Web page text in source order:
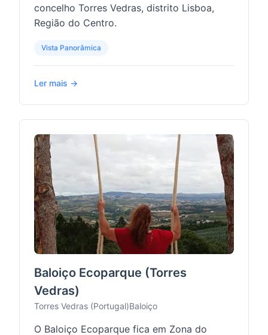
concelho Torres Vedras, distrito Lisboa,
Região do Centro.
Vista Panorâmica
Ler mais →
Baloiço Ecoparque (Torres
Vedras)
Torres Vedras (Portugal)Baloiço
O Baloiço Ecoparque fica em Zona do